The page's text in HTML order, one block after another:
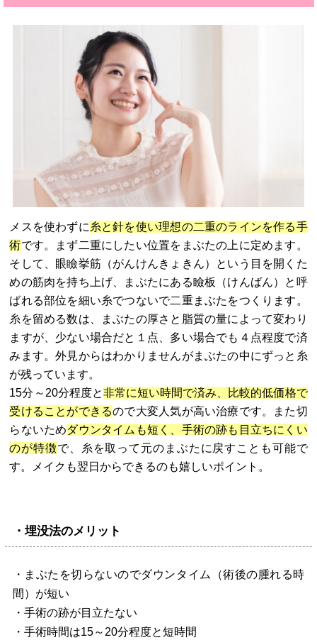
メスを使わずに 糸と針を使い理想の二重のラインを作る手
術です。まず二重にしたい位置をまぶたの上に定めます。
そして、眼瞼挙筋（がんけんきょきん）という目を開くた
めの筋肉を持ち上げ、まぶたにある瞼板（けんばん）と呼
ばれる部位を細い糸でつないで二重まぶたをつくります。
糸を留める数は、まぶたの厚さと脂質の量によって変わり
ますが、少ない場合だと１点、多い場合でも４点程度で済
みます。外見からはわかりませんがまぶたの中にずっと糸
が残っています。
15分～20分程度と非常に短い時間で済み、比較的低価格で
受けることができるので大変人気が高い治療です。また切
らないためダウンタイムも短く、手術の跡も目立ちにくい
のが特徴で、糸を取って元のまぶたに戻すことも可能で
す。メイクも翌日からできるのも嬉しいポイント。
・埋没法のメリット
・まぶたを切らないのでダウンタイム（術後の腫れる時
間）が短い
・手術の跡が目立たない
・手術時間は15～20分程度と短時間